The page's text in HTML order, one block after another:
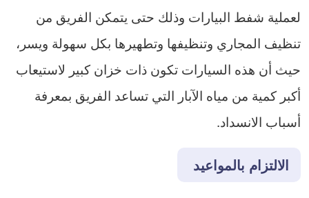
لعملية شفط البيارات وذلك حتى يتمكن الفريق من
تنظيف المجاري وتنظيفها وتطهيرها بكل سهولة ويسر،
حيث أن هذه السيارات تكون ذات خزان كبير لاستيعاب
أكبر كمية من مياه الآبار التي تساعد الفريق بمعرفة
أسباب الانسداد.
الالتزام بالمواعيد